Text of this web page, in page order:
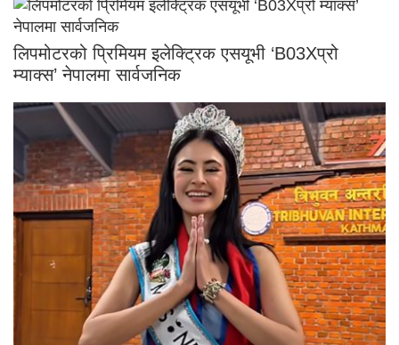
लिपमोटरको प्रिमियम इलेक्ट्रिक एसयूभी ‘B03Xप्रो
म्याक्स’ नेपालमा सार्वजनिक